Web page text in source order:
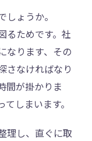
ょうか。
るためです。社
なります、その
さなければなり
間が掛かりま
しまいます。
理し、直ぐに取